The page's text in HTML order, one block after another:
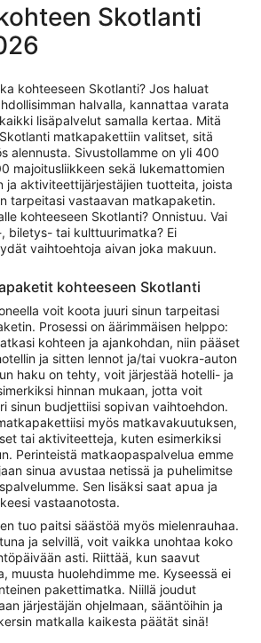
Skotlanti
kohteeseen Skotlanti? Jos haluat
halvalla, kannattaa varata
lisäpalvelut samalla kertaa. Mitä
matkapakettiin valitset, sitä
alennusta. Sivustollamme on yli 400
majoitusliikkeen sekä lukemattomien
ja aktiviteettijärjestäjien tuotteita, joista
tarpeitasi vastaavan matkapaketin.
kohteeseen Skotlanti? Onnistuu. Vai
biletys- tai kulttuurimatka? Ei
vaihtoehtoja aivan joka makuun.
kohteeseen Skotlanti
voit koota juuri sinun tarpeitasi
Prosessi on äärimmäisen helppo:
kohteen ja ajankohdan, niin pääset
ja sitten lennot ja/tai vuokra-auton
haku on tehty, voit järjestää hotelli- ja
hinnan mukaan, jotta voit
sinun budjettiisi sopivan vaihtoehdon.
myös matkavakuutuksen,
tai aktiviteetteja, kuten esimerkiksi
Perinteistä matkaopaspalvelua emme
sinua avustaa netissä ja puhelimitse
Sen lisäksi saat apua ja
vastaanotosta.
tuo paitsi säästöä myös mielenrauhaa.
ja selvillä, voit vaikka unohtaa koko
asti. Riittää, kun saavut
muusta huolehdimme me. Kyseessä ei
pakettimatka. Niillä joudut
järjestäjän ohjelmaan, sääntöihin ja
matkalla kaikesta päätät sinä!